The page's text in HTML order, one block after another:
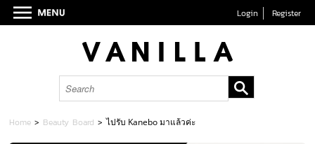
Login Register
Home > Beauty Board >ไปรับ Kanebo มาแล้วค่ะ